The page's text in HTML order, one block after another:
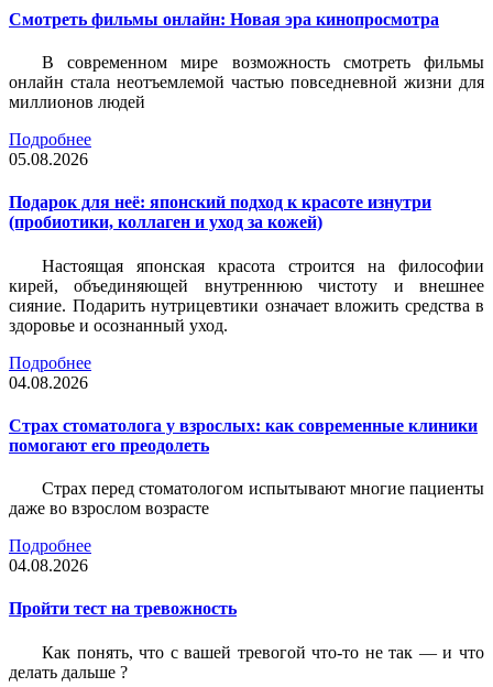
Смотреть фильмы онлайн: Новая эра кинопросмотра
В современном мире возможность смотреть фильмы
онлайн стала неотъемлемой частью повседневной жизни для
миллионов людей
Подробнее
05.08.2026
Подарок для неё: японский подход к красоте изнутри
(пробиотики, коллаген и уход за кожей)
Настоящая японская красота строится на философии
кирей, объединяющей внутреннюю чистоту и внешнее
сияние. Подарить нутрицевтики означает вложить средства в
здоровье и осознанный уход.
Подробнее
04.08.2026
Страх стоматолога у взрослых: как современные клиники
помогают его преодолеть
Страх перед стоматологом испытывают многие пациенты
даже во взрослом возрасте
Подробнее
04.08.2026
Пройти тест на тревожность
Как понять, что с вашей тревогой что-то не так — и что
делать дальше ?